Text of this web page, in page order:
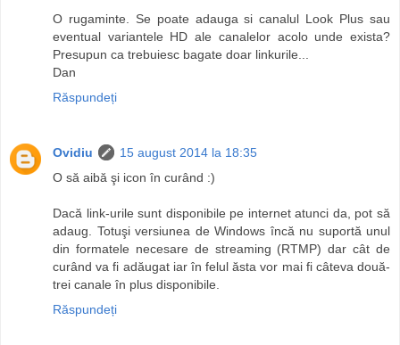
O rugaminte. Se poate adauga si canalul Look Plus sau
eventual variantele HD ale canalelor acolo unde exista?
Presupun ca trebuiesc bagate doar linkurile...
Dan
Răspundeți
Ovidiu
15 august 2014 la 18:35
O să aibă şi icon în curând :)
Dacă link-urile sunt disponibile pe internet atunci da, pot să
adaug. Totuşi versiunea de Windows încă nu suportă unul
din formatele necesare de streaming (RTMP) dar cât de
curând va fi adăugat iar în felul ăsta vor mai fi câteva două-
trei canale în plus disponibile.
Răspundeți